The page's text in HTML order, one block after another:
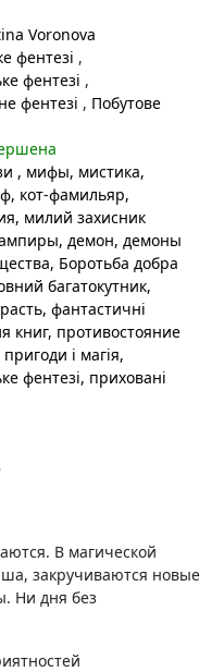
Voronova
фентезі ,
фентезі ,
фентезі , Побутове
, мифы, мистика,
, кот-фамильяр,
, милий захисник
, демон, демоны
, Боротьба добра
багатокутник,
, фантастичні
книг, противостояние
пригоди і магія,
фентезі, приховані
В магической
закручиваются новые
Ни дня без